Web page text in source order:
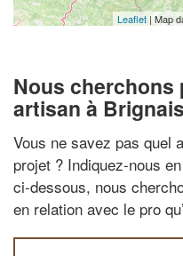
Leaflet| Map
Nous cherchons
artisan à Brignais
Vous ne savez pas quel
projet ? Indiquez-nous
ci-dessous, nous
en relation avec le pro